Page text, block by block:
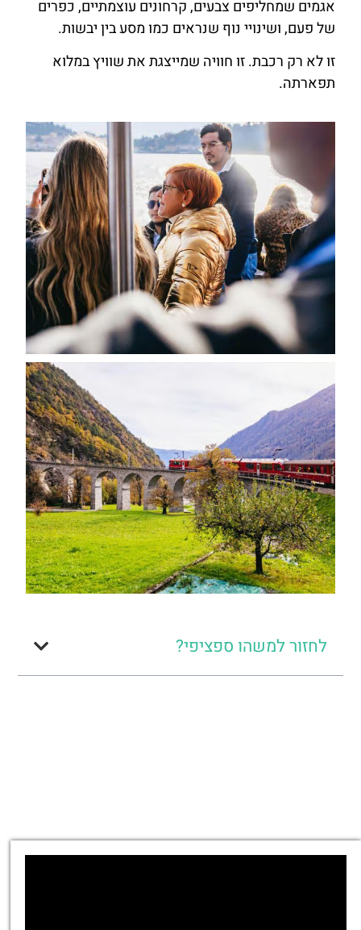
אגמים שמחליפים צבעים, קרחונים עוצמתיים, כפרים
של פעם, ושינויי נוף שנראים כמו מסע בין יבשות.
זו לא רק רכבת. זו חוויה שמייצגת את שוויץ במלוא
תפארתה.
לחזור למשהו ספציפי?